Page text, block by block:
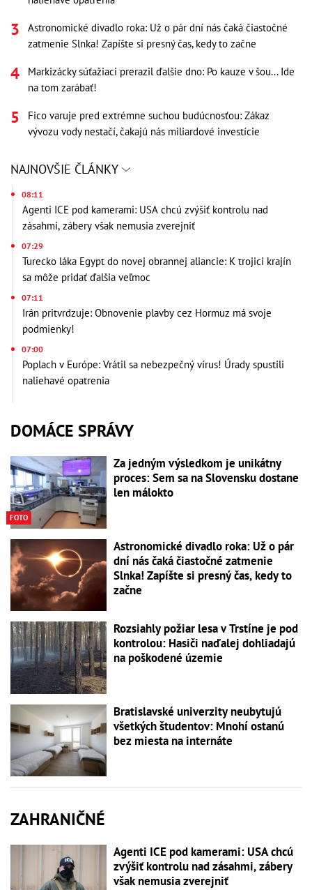
Astronomické divadlo roka: Už o pár dní nás čaká čiastočné
zatmenie Slnka! Zapíšte si presný čas, kedy to začne
Markizácky súťažiaci prerazil ďalšie dno: Po kauze v šou... Ide
na tom zarábať!
Fico varuje pred extrémne suchou budúcnosťou: Zákaz
vývozu vody nestačí, čakajú nás miliardové investície
NAJNOVŠIE ČLÁNKY
08:11
Agenti ICE pod kamerami: USA chcú zvýšiť kontrolu nad
zásahmi, zábery však nemusia zverejniť
07:29
Turecko láka Egypt do novej obrannej aliancie: K trojici krajín
sa môže pridať ďalšia veľmoc
07:11
Irán pritvrdzuje: Obnovenie plavby cez Hormuz má svoje
podmienky!
07:00
Poplach v Európe: Vrátil sa nebezpečný vírus! Úrady spustili
naliehavé opatrenia
DOMÁCE SPRÁVY
FOTO
Za jedným výsledkom je unikátny
proces: Sem sa na Slovensku dostane
len málokto
Astronomické divadlo roka: Už o pár
dní nás čaká čiastočné zatmenie
Slnka! Zapíšte si presný čas, kedy to
začne
Rozsiahly požiar lesa v Trstíne je pod
kontrolou: Hasiči naďalej dohliadajú
na poškodené územie
Bratislavské univerzity neubytujú
všetkých študentov: Mnohí ostanú
bez miesta na internáte
ZAHRANIČNÉ
Agenti ICE pod kamerami: USA chcú
zvýšiť kontrolu nad zásahmi, zábery
však nemusia zverejniť